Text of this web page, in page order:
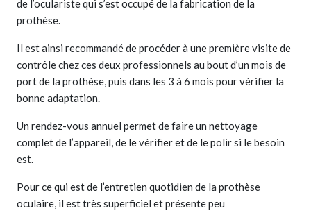
de l’oculariste qui s’est occupé de la fabrication de la
prothèse.
Il est ainsi recommandé de procéder à une première visite de
contrôle chez ces deux professionnels au bout d’un mois de
port de la prothèse, puis dans les 3 à 6 mois pour vérifier la
bonne adaptation.
Un rendez-vous annuel permet de faire un nettoyage
complet de l’appareil, de le vérifier et de le polir si le besoin
est.
Pour ce qui est de l’entretien quotidien de la prothèse
oculaire, il est très superficiel et présente peu